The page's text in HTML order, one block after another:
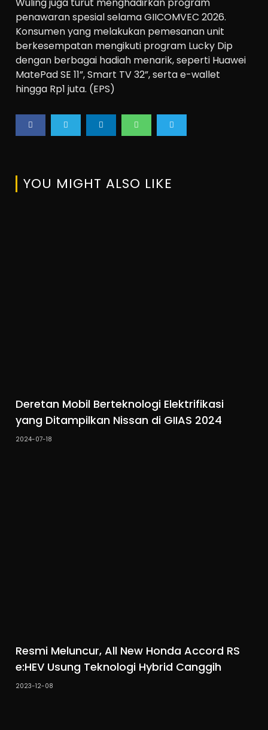
Wuling juga turut menghadirkan program
penawaran spesial selama GIICOMVEC 2026.
Konsumen yang melakukan pemesanan unit
berkesempatan mengikuti program Lucky Dip
dengan berbagai hadiah menarik, seperti Huawei
MatePad SE 11”, Smart TV 32”, serta e-wallet
hingga Rp1 juta. (EPS)
YOU MIGHT ALSO LIKE
Deretan Mobil Berteknologi Elektrifikasi
yang Ditampilkan Nissan di GIIAS 2024
2024-07-18
Resmi Meluncur, All New Honda Accord RS
e:HEV Usung Teknologi Hybrid Canggih
2023-12-08